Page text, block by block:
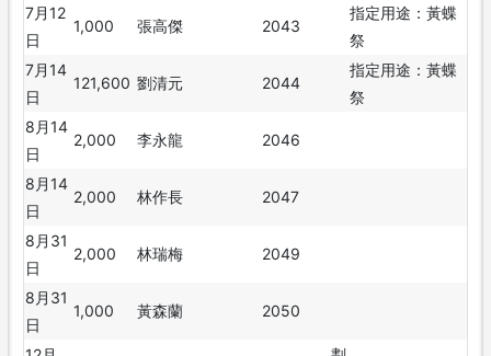
7月12
日
1,000 張高傑 2043
指定用途：黃蝶
祭
7月14
日
121,600 劉清元 2044
指定用途：黃蝶
祭
8月14
日
2,000 李永龍 2046
8月14
日
2,000 林作長 2047
8月31
日
2,000 林瑞梅 2049
8月31
日
1,000 黃森蘭 2050